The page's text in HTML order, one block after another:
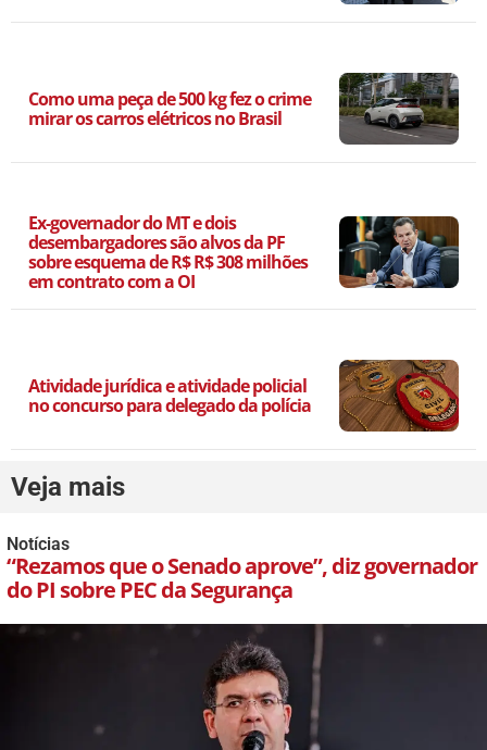
Como uma peça de 500 kg fez o crime
mirar os carros elétricos no Brasil
Ex-governador do MT e dois
desembargadores são alvos da PF
sobre esquema de R$ R$ 308 milhões
em contrato com a OI
Atividade jurídica e atividade policial
no concurso para delegado da polícia
Veja mais
Notícias
“Rezamos que o Senado aprove”, diz governador
do PI sobre PEC da Segurança